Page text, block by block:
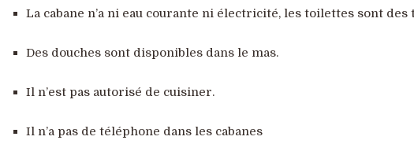
La cabane n’a ni eau courante ni électricité, les toilettes sont des
Des douches sont disponibles dans le mas.
Il n’est pas autorisé de cuisiner.
Il n’a pas de téléphone dans les cabanes